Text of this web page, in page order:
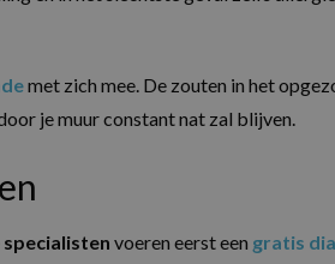
met zich mee. De zouten in het
je muur constant nat zal blijven.
specialisten voeren eerst een gratis